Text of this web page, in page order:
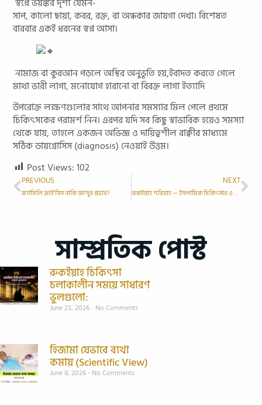
সাপ, কালো ছায়া, কবর, রক্ত, বা অন্ধকার জায়গা দেখা। বিশেষত
বারবার একই ধরনের স্বপ্ন আসা।
নামাজ বা কুরআন পড়লে অস্থির অনুভূতি হয়,ইবাদত করতে গেলে
মাথা ভারী লাগা, মনোযোগ হারানো বা বিরক্ত লাগা ইত্যাদি
উপরোক্ত লক্ষণগুলোর সাথে আপনার সমস্যার মিল পেলে প্রথমে
চিকিৎসকের পরামর্শ নিন। এরপর যদি সব কিছু স্বাভাবিক হয়েও সমস্যা
থেকে যায়, তাহলে একজন অভিজ্ঞ ও দায়িত্বশীল রাক্বীর মাধ্যমে
সঠিক ডায়গ্নোসিস (diagnosis) নেওয়াই উত্তম।
Post Views: 102
PREVIOUS
ফ্যামিলি ক্রাই’সিস নাকি জা’দুর প্রভাব?
NEXT
রুকইয়াহ শরিয়াহ — ইসলামিক চিকিৎসার একটি শক্তিশালী মাধ্যম
সাম্প্রতিক পোস্ট
রুকইয়াহ চিকিৎসা
চলাকালীন সময়ে সাধারণ
ভুলগুলো:
June 23, 2026 No Comments
হিজামা যেভাবে ব্যথা
কমায় (Scientific View)
June 8, 2026 No Comments